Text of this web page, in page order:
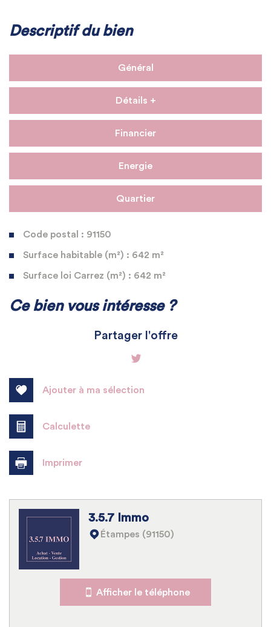
Descriptif du bien
Général
Détails +
Financier
Energie
Quartier
Code postal : 91150
Surface habitable (m²) : 642 m²
Surface loi Carrez (m²) : 642 m²
La ville de Étampes (91150)
Bar
Collège
École maternelle
École primaire
Ce bien vous intéresse ?
Partager l'offre
Ajouter à ma sélection
Calculette
Imprimer
3.5.7 Immo
Étampes (91150)
Afficher le téléphone